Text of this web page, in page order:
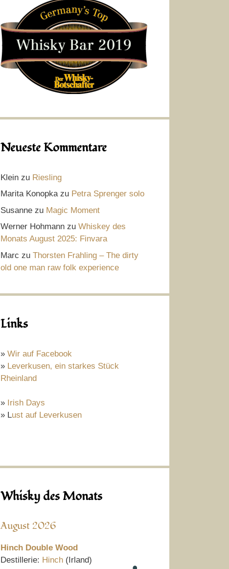
Neueste Kommentare
Klein zu Riesling
Marita Konopkazu Petra Sprenger solo
Susanne zu Magic Moment
Werner Hohmann zu Whiskey des
Monats August 2025: Finvara
Marc zu Thorsten Frahling – The dirty
old one man raw folk experience
Links
» Wir auf Facebook
» Leverkusen, ein starkes Stück
Rheinland
» Irish Days
» Lust auf Leverkusen
Whisky des Monats
August 2026
Hinch Double Wood
Destillerie: Hinch (Irland)